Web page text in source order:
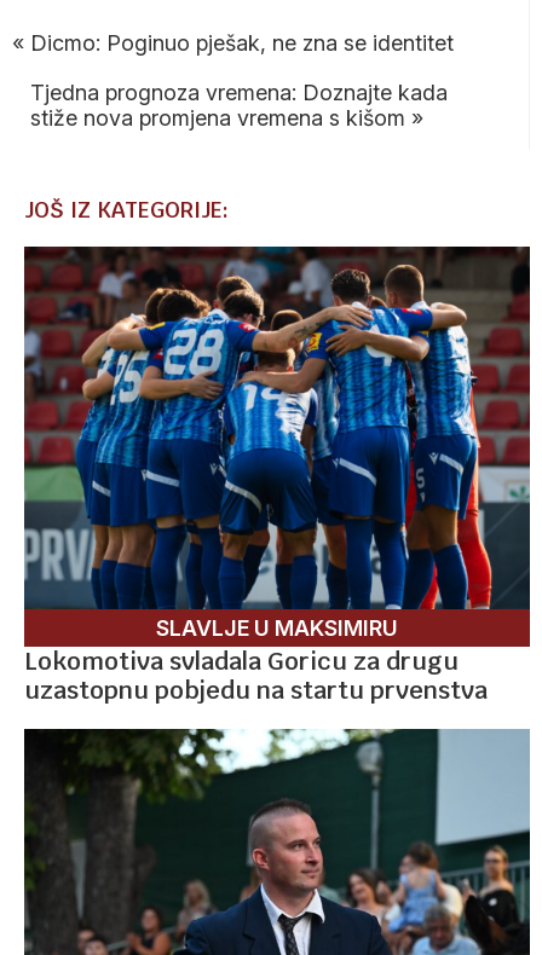
« Dicmo: Poginuo pješak, ne zna se identitet
Tjedna prognoza vremena: Doznajte kada
stiže nova promjena vremena s kišom »
JOŠ IZ KATEGORIJE:
SLAVLJE U MAKSIMIRU
Lokomotiva svladala Goricu za drugu
uzastopnu pobjedu na startu prvenstva